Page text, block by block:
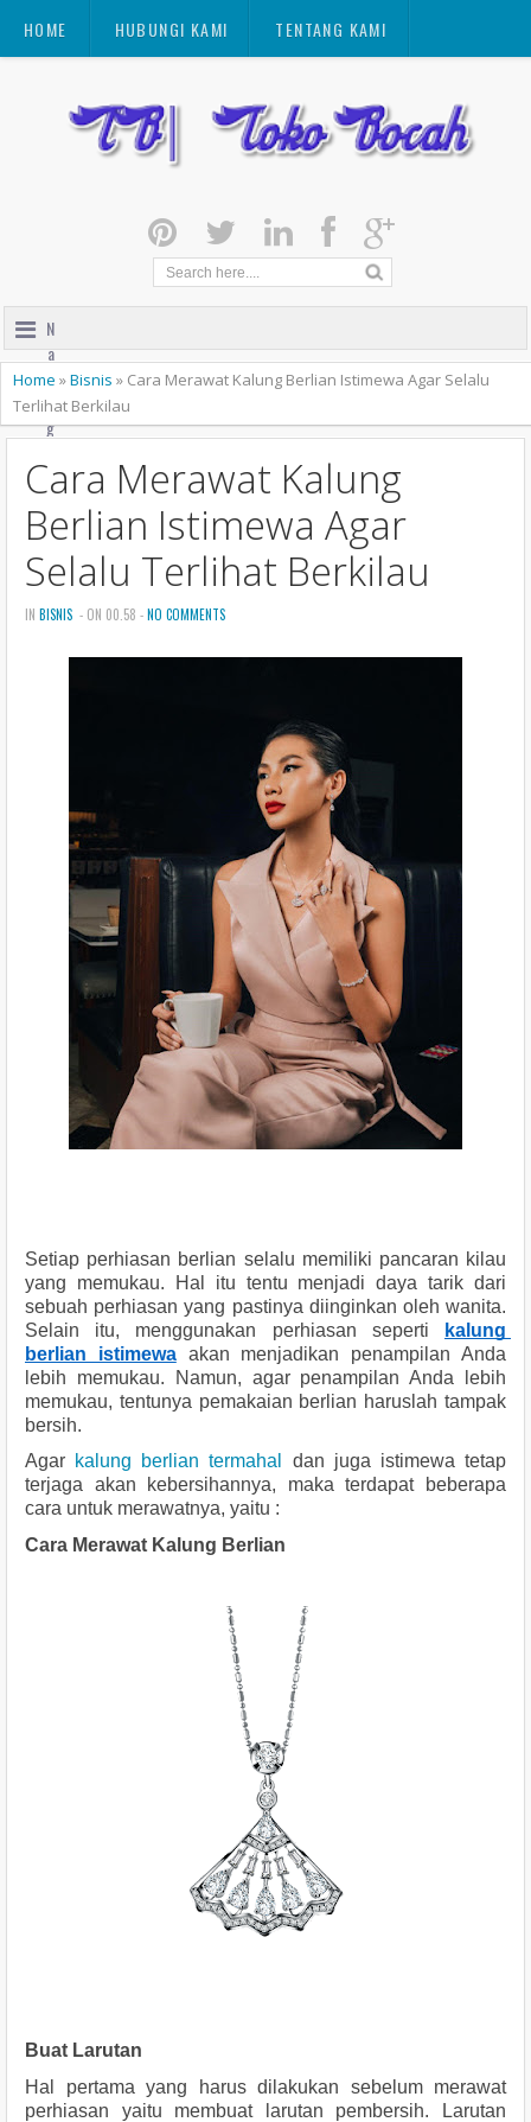
HOME HUBUNGI KAMI TENTANG KAMI
N
a
v
i
g
t
o
Home »Bisnis » Cara Merawat Kalung Berlian Istimewa Agar Selalu
Terlihat Berkilau
Cara Merawat Kalung
Berlian Istimewa Agar
Selalu Terlihat Berkilau
IN BISNIS - ON 00.58 -NO COMMENTS
Setiap perhiasan berlian selalu memiliki pancaran kilau
yang memukau. Hal itu tentu menjadi daya tarik dari
sebuah perhiasan yang pastinya diinginkan oleh wanita.
Selain itu, menggunakan perhiasan seperti
kalung
berlian istimewa akan menjadikan penampilan Anda
lebih memukau. Namun, agar penampilan Anda lebih
memukau, tentunya pemakaian berlian haruslah tampak
bersih.
Agar kalung berlian termahal
dan juga istimewa tetap
terjaga akan kebersihannya, maka terdapat beberapa
cara untuk merawatnya, yaitu :
Cara Merawat Kalung Berlian
Buat Larutan
Hal pertama yang harus dilakukan sebelum merawat
perhiasan yaitu membuat larutan pembersih. Larutan